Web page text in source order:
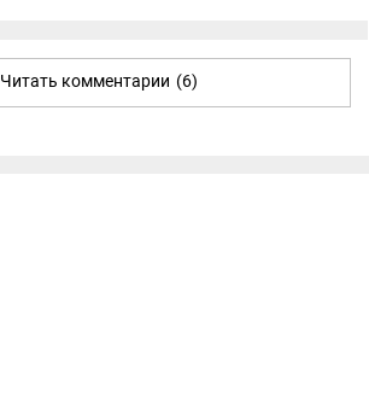
Читать комментарии (6)